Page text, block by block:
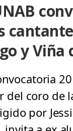
y Viña
del coro de
por